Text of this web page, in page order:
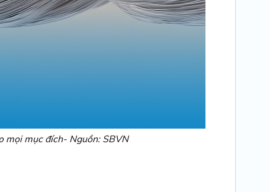
mọi mục đích- Nguồn: SBVN